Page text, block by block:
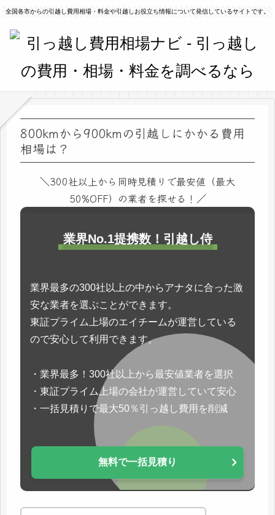
全国各市からの引越し費用相場・料金や引越しお役立ち情報について発信しているサイトです。
800kmから900kmの引越しにかかる費用
相場は？
＼300社以上から同時見積りで最安値（最大
50%OFF）の業者を探せる！／
業界No.1提携数！引越し侍
業界最多の300社以上の中からアナタに合った激
安な業者を選ぶことができます。
東証プライム上場のエイチームが運営している
ので安心して利用できます。
・業界最多！300社以上から最安値業者を選択
・東証プライム上場の会社が運営していて安心
・一括見積りで最大50％引っ越し費用を削減
無料で一括見積り